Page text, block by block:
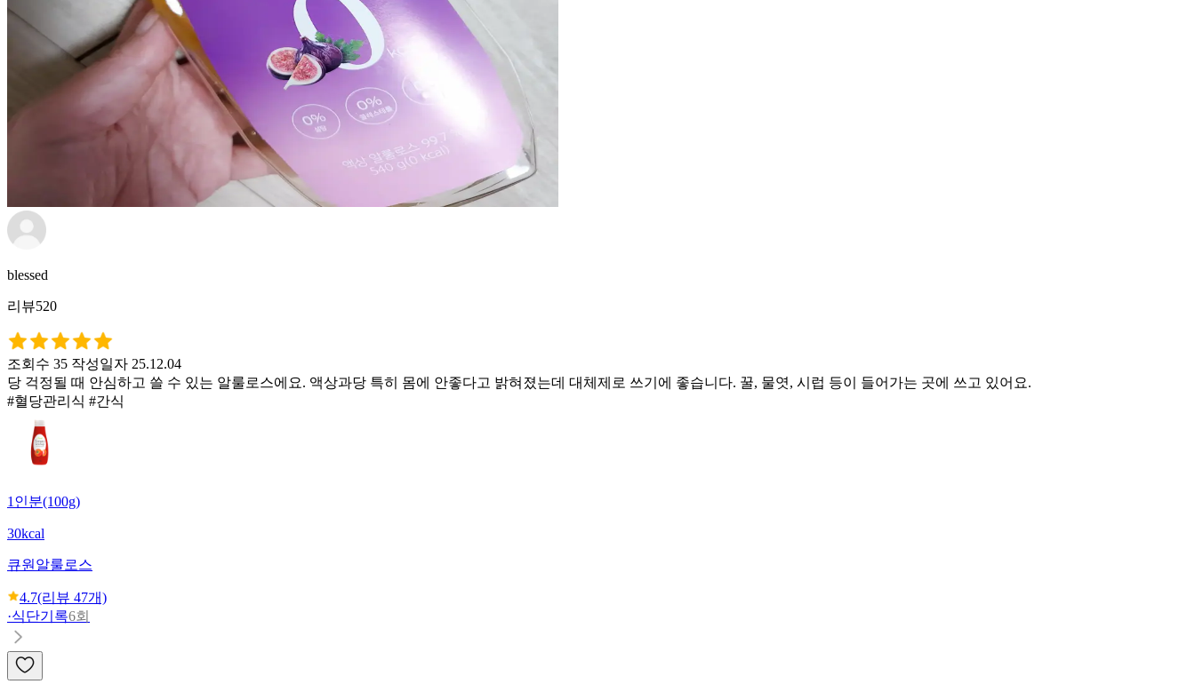
blessed
리뷰520
조회수 35 작성일자 25.12.04
당 걱정될 때 안심하고 쓸 수 있는 알룰로스에요. 액상과당 특히 몸에 안좋다고 밝혀졌는데 대체제로 쓰기에 좋습니다. 꿀, 물엿, 시럽 등이 들어가는 곳에 쓰고 있어요.
#혈당관리식 #간식
1인분(100g)
30kcal
큐원 알룰로스
4.7(리뷰 47개)
·식단기록6회